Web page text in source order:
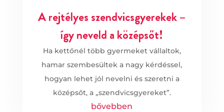
A rejtélyes szendvicsgyerekek –
így neveld a középsőt!
Ha kettőnél több gyermeket vállaltok,
hamar szembesültek a nagy kérdéssel,
hogyan lehet jól nevelni és szeretni a
középsőt, a „szendvicsgyereket”.
bővebben